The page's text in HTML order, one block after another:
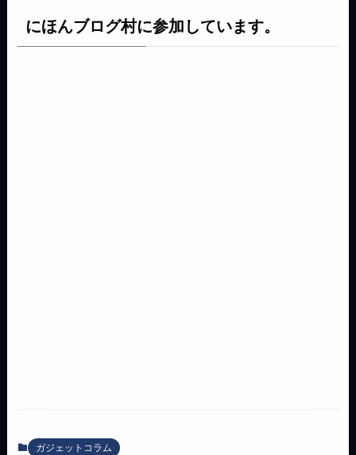
にほんブログ村に参加しています。
ガジェットコラム